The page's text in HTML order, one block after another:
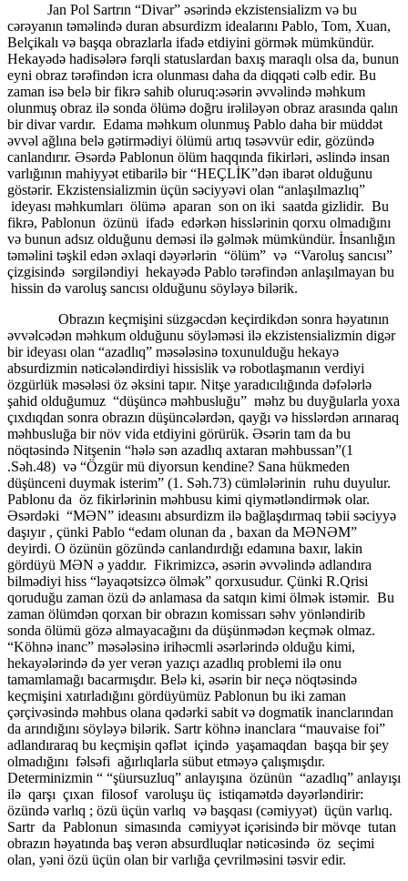
Jan Pol Sartrın “Divar” əsərində ekzistensializm və bu
cərəyanın təməlində duran absurdizm idealarını Pablo, Tom, Xuan,
Belçikalı və başqa obrazlarla ifadə etdiyini görmək mümkündür.
Hekayədə hadisələrə fərqli statuslardan baxış maraqlı olsa da, bunun
eyni obraz tərəfindən icra olunması daha da diqqəti cəlb edir. Bu
zaman isə belə bir fikrə sahib oluruq:əsərin əvvəlində məhkum
olunmuş obraz ilə sonda ölümə doğru irəliləyən obraz arasında qalın
bir divar vardır. Edama məhkum olunmuş Pablo daha bir müddət
əvvəl ağlına belə gətirmədiyi ölümü artıq təsəvvür edir, gözündə
canlandırır. Əsərdə Pablonun ölüm haqqında fikirləri, əslində insan
varlığının mahiyyət etibarilə bir “HEÇLİK”dən ibarət olduğunu
göstərir. Ekzistensializmin üçün səciyyəvi olan “anlaşılmazlıq”
ideyası məhkumları ölümə aparan son on iki saatda gizlidir. Bu
fikrə, Pablonun özünü ifadə edərkən hisslərinin qorxu olmadığını
və bunun adsız olduğunu deməsi ilə gəlmək mümkündür. İnsanlığın
təməlini təşkil edən əxlaqi dəyərlərin “ölüm” və “Varoluş sancısı”
çizgisində sərgiləndiyi hekayədə Pablo tərəfindən anlaşılmayan bu
hissin də varoluş sancısı olduğunu söyləyə bilərik.
Obrazın keçmişini süzgəcdən keçirdikdən sonra həyatının
əvvəlcədən məhkum olduğunu söyləməsi ilə ekzistensializmin digər
bir ideyası olan “azadlıq” məsələsinə toxunulduğu hekayə
absurdizmin nəticələndirdiyi hissislik və robotlaşmanın verdiyi
özgürlük məsələsi öz əksini tapır. Nitşe yaradıcılığında dəfələrlə
şahid olduğumuz “düşüncə məhbusluğu” məhz bu duyğularla yoxa
çıxdıqdan sonra obrazın düşüncələrdən, qayğı və hisslərdən arınaraq
məhbusluğa bir növ vida etdiyini görürük. Əsərin tam da bu
nöqtəsində Nitşenin “hələ sən azadlıq axtaran məhbussan”(1
.Səh.48) və “Özgür mü diyorsun kendine? Sana hükmeden
düşünceni duymak isterim” (1. Səh.73) cümlələrinin ruhu duyulur.
Pablonu da öz fikirlərinin məhbusu kimi qiymətləndirmək olar.
Əsərdəki “MƏN” ideasını absurdizm ilə bağlaşdırmaq təbii səciyyə
daşıyır , çünki Pablo “edam olunan da , baxan da MƏNƏM”
deyirdi. O özünün gözündə canlandırdığı edamına baxır, lakin
gördüyü MƏN ə yaddır. Fikrimizcə, əsərin əvvəlində adlandıra
bilmədiyi hiss “ləyaqətsizcə ölmək” qorxusudur. Çünki R.Qrisi
qoruduğu zaman özü də anlamasa da satqın kimi ölmək istəmir. Bu
zaman ölümdən qorxan bir obrazın komissarı səhv yönləndirib
sonda ölümü gözə almayacağını da düşünmədən keçmək olmaz.
“Köhnə inanc” məsələsinə irihəcmli əsərlərində olduğu kimi,
hekayələrində də yer verən yazıçı azadlıq problemi ilə onu
tamamlamağı bacarmışdır. Belə ki, əsərin bir neçə nöqtəsində
keçmişini xatırladığını gördüyümüz Pablonun bu iki zaman
çərçivəsində məhbus olana qədərki sabit və dogmatik inanclarından
da arındığını söyləyə bilərik. Sartr köhnə inanclara “mauvaise foi”
adlandıraraq bu keçmişin qəflət içində yaşamaqdan başqa bir şey
olmadığını fəlsəfi ağırlıqlarla sübut etməyə çalışmışdır.
Determinizmin “ “şüursuzluq” anlayışına özünün “azadlıq” anlayışı
ilə qarşı çıxan filosof varoluşu üç istiqamətdə dəyərləndirir:
özündə varlıq ; özü üçün varlıq və başqası (cəmiyyət) üçün varlıq.
Sartr da Pablonun simasında cəmiyyət içərisində bir mövqe tutan
obrazın həyatında baş verən absurdluqlar nəticəsində öz seçimi
olan, yəni özü üçün olan bir varlığa çevrilməsini təsvir edir.